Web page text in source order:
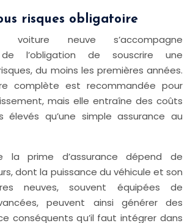
risques obligatoire
voiture neuve s’accompagne
de l’obligation de souscrire une
du moins les premières années.
complète est recommandée pour
mais elle entraîne des coûts
élevés qu’une simple assurance au
la prime d’assurance dépend de
dont la puissance du véhicule et son
neuves, souvent équipées de
peuvent ainsi générer des
conséquents qu’il faut intégrer dans